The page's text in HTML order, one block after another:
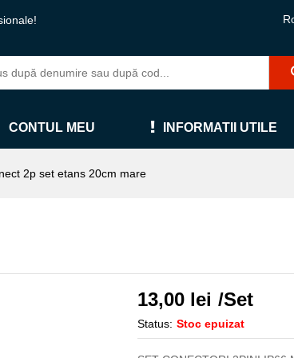
CONTUL MEU INFORMATII UTILE
2p set etans 20cm mare
13,00 lei /Set
Status: Stoc epuizat